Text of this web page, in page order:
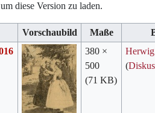
diese Version zu laden.
Vorschaubild Maße
380 ×
500
(71 KB)
Herwig
(